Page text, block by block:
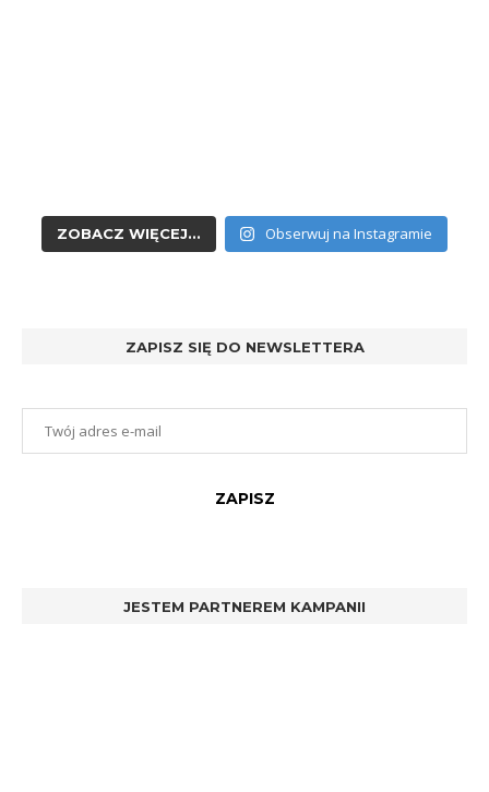
ZOBACZ WIĘCEJ... Obserwuj na Instagramie
ZAPISZ SIĘ DO NEWSLETTERA
JESTEM PARTNEREM KAMPANII